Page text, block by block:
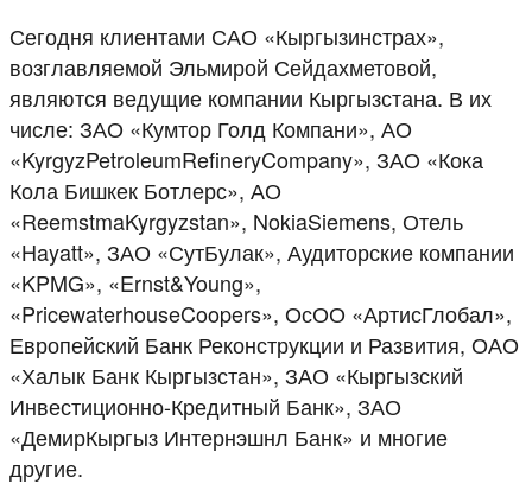
Сегодня клиентами САО «Кыргызинстрах»,
возглавляемой Эльмирой Сейдахметовой,
являются ведущие компании Кыргызстана. В их
числе: ЗАО «Кумтор Голд Компани», АО
«KyrgyzPetroleumRefineryCompany», ЗАО «Кока
Кола Бишкек Ботлерс», АО
«ReemstmaKyrgyzstan», NokiaSiemens, Отель
«Hayatt», ЗАО «СутБулак», Аудиторские компании
«KPMG», «Ernst&Young»,
«PricewaterhouseCoopers», ОсОО «АртисГлобал»,
Европейский Банк Реконструкции и Развития, ОАО
«Халык Банк Кыргызстан», ЗАО «Кыргызский
Инвестиционно-Кредитный Банк», ЗАО
«ДемирКыргыз Интернэшнл Банк» и многие
другие.